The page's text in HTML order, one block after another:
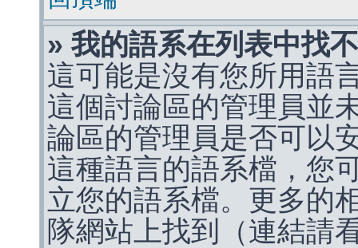
» 我的語系在列表中找
這可能是沒有您所用語
這個討論區的管理員並
論區的管理員是否可以
這種語言的語系檔，您
立您的語系檔。更多的
隊網站上找到（連結請